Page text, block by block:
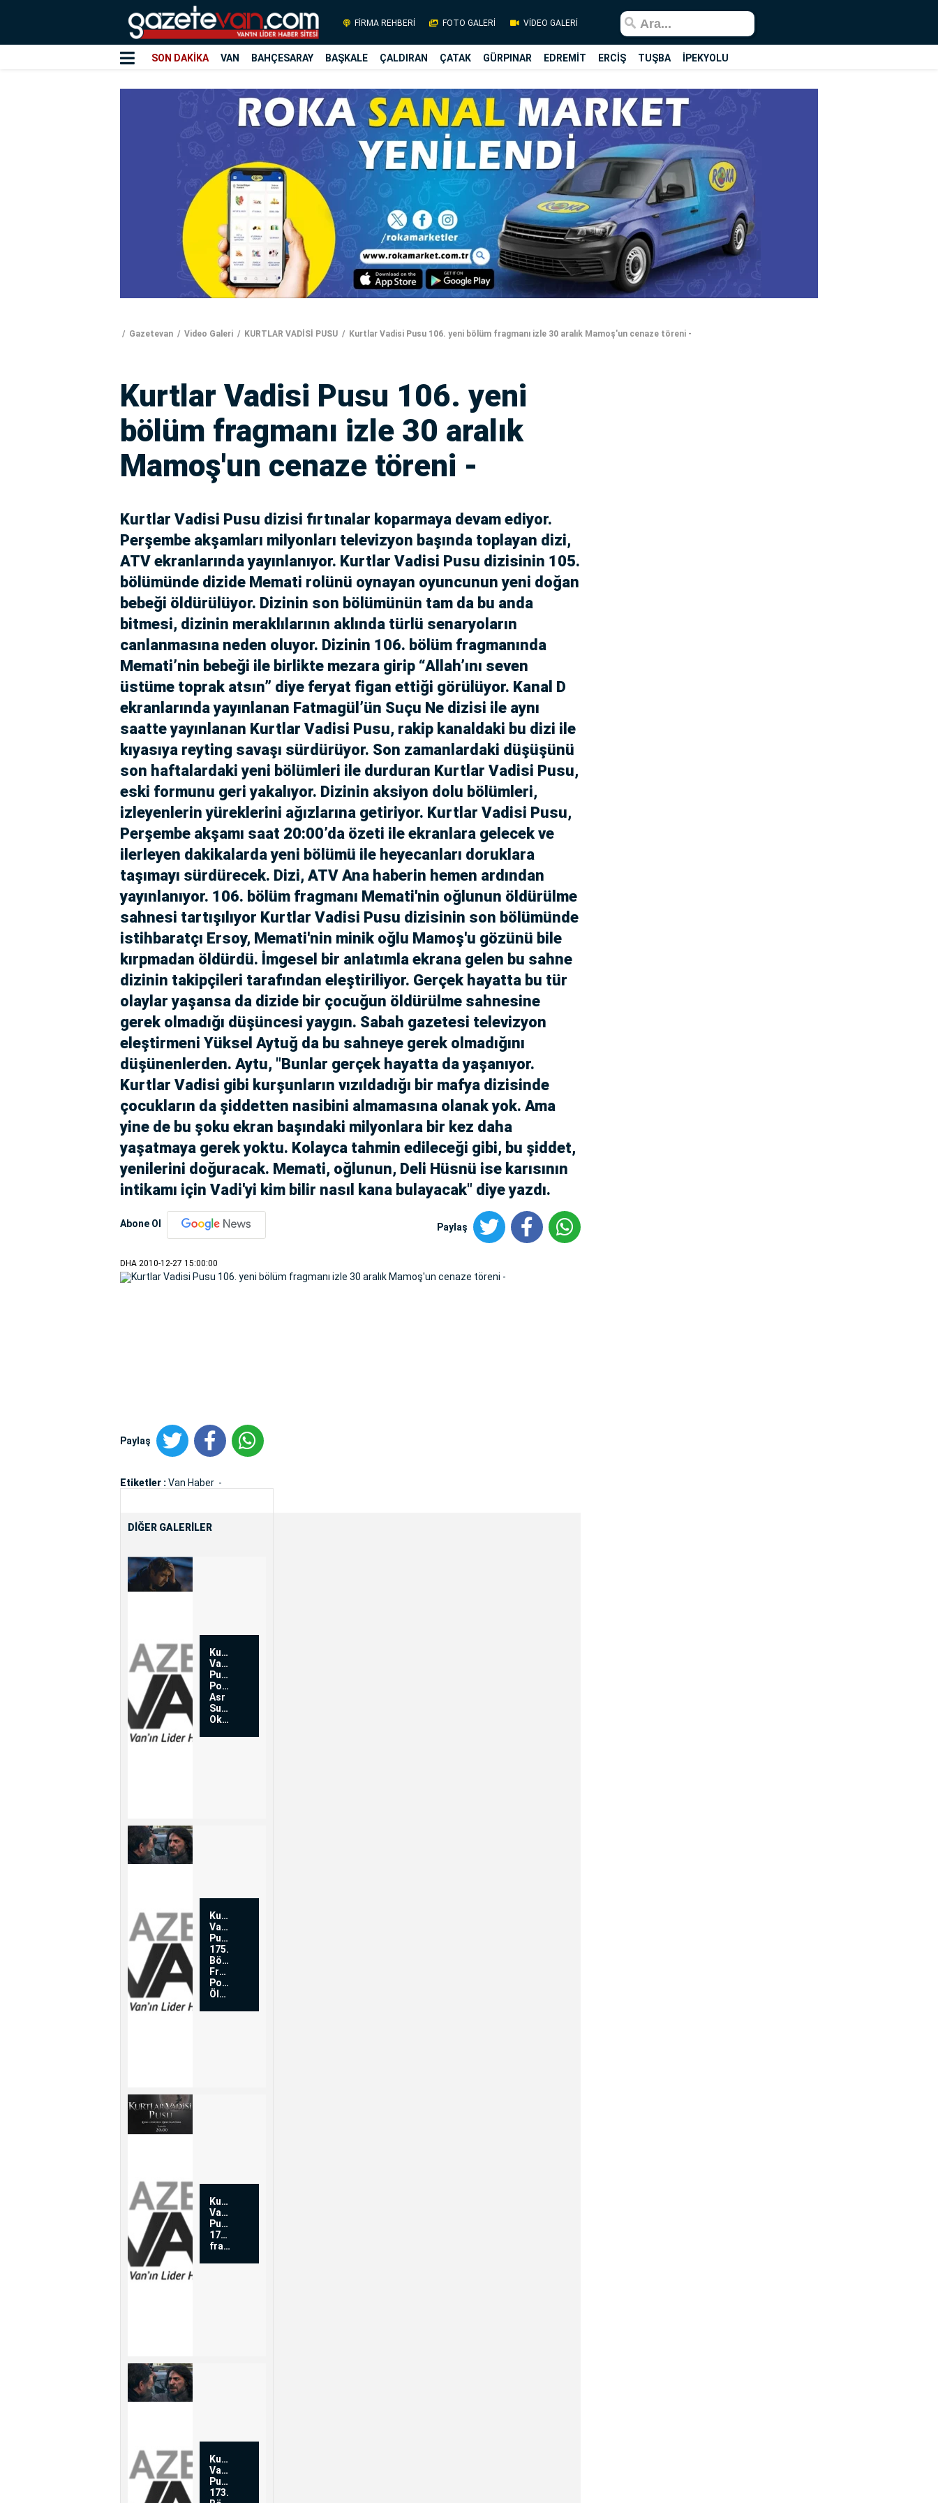
FİRMA REHBERİ FOTO GALERİ VİDEO GALERİ
SON DAKİKA VAN BAHÇESARAY BAŞKALE ÇALDIRAN ÇATAK GÜRPINAR EDREMİT ERCİŞ TUŞBA İPEKYOLU
Gazetevan Video Galeri KURTLAR VADİSİ PUSU Kurtlar Vadisi Pusu 106. yeni bölüm fragmanı izle 30 aralık Mamoş'un cenaze töreni -
Kurtlar Vadisi Pusu 106. yeni
bölüm fragmanı izle 30 aralık
Mamoş'un cenaze töreni -
Kurtlar Vadisi Pusu dizisi fırtınalar koparmaya devam ediyor.
Perşembe akşamları milyonları televizyon başında toplayan dizi,
ATV ekranlarında yayınlanıyor. Kurtlar Vadisi Pusu dizisinin 105.
bölümünde dizide Memati rolünü oynayan oyuncunun yeni doğan
bebeği öldürülüyor. Dizinin son bölümünün tam da bu anda
bitmesi, dizinin meraklılarının aklında türlü senaryoların
canlanmasına neden oluyor. Dizinin 106. bölüm fragmanında
Memati’nin bebeği ile birlikte mezara girip “Allah’ını seven
üstüme toprak atsın” diye feryat figan ettiği görülüyor. Kanal D
ekranlarında yayınlanan Fatmagül’ün Suçu Ne dizisi ile aynı
saatte yayınlanan Kurtlar Vadisi Pusu, rakip kanaldaki bu dizi ile
kıyasıya reyting savaşı sürdürüyor. Son zamanlardaki düşüşünü
son haftalardaki yeni bölümleri ile durduran Kurtlar Vadisi Pusu,
eski formunu geri yakalıyor. Dizinin aksiyon dolu bölümleri,
izleyenlerin yüreklerini ağızlarına getiriyor. Kurtlar Vadisi Pusu,
Perşembe akşamı saat 20:00’da özeti ile ekranlara gelecek ve
ilerleyen dakikalarda yeni bölümü ile heyecanları doruklara
taşımayı sürdürecek. Dizi, ATV Ana haberin hemen ardından
yayınlanıyor. 106. bölüm fragmanı Memati'nin oğlunun öldürülme
sahnesi tartışılıyor Kurtlar Vadisi Pusu dizisinin son bölümünde
istihbaratçı Ersoy, Memati'nin minik oğlu Mamoş'u gözünü bile
kırpmadan öldürdü. İmgesel bir anlatımla ekrana gelen bu sahne
dizinin takipçileri tarafından eleştiriliyor. Gerçek hayatta bu tür
olaylar yaşansa da dizide bir çocuğun öldürülme sahnesine
gerek olmadığı düşüncesi yaygın. Sabah gazetesi televizyon
eleştirmeni Yüksel Aytuğ da bu sahneye gerek olmadığını
düşünenlerden. Aytu, "Bunlar gerçek hayatta da yaşanıyor.
Kurtlar Vadisi gibi kurşunların vızıldadığı bir mafya dizisinde
çocukların da şiddetten nasibini almamasına olanak yok. Ama
yine de bu şoku ekran başındaki milyonlara bir kez daha
yaşatmaya gerek yoktu. Kolayca tahmin edileceği gibi, bu şiddet,
yenilerini doğuracak. Memati, oğlunun, Deli Hüsnü ise karısının
intikamı için Vadi'yi kim bilir nasıl kana bulayacak" diye yazdı.
Abone Ol Paylaş
DHA 2010-12-27 15:00:00
Paylaş
Etiketler :Van Haber
DİĞER GALERİLER
Kurtlar
Vadisi
Pusu'da
Polat
Asr
Suresi'ni
Okuyor...
Kurtlar
Vadisi
Pusu
175.
Bölüm
Fragmanı-
Polat
Ölü...
Kurtlar
Vadisi
Pusu
174.Bölüm
fragmanı
Kurtlar
Vadisi
Pusu
173.